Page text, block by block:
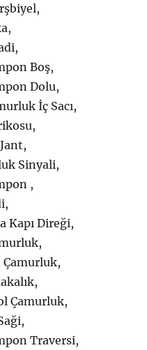
Boş,
Dolu,
İç Sacı,
Sinyali,
,
Kapı Direği,
Çamurluk,
Çamurluk,
Traversi,